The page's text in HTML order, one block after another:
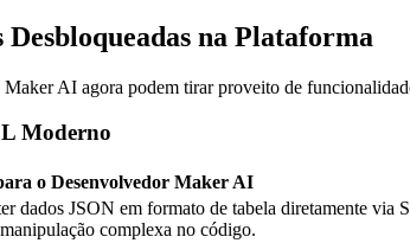
na Plataforma
AI agora podem tirar proveito de
Moderno
o Desenvolvedor Maker AI
dados JSON em formato de tabela diretamente
complexa no código.